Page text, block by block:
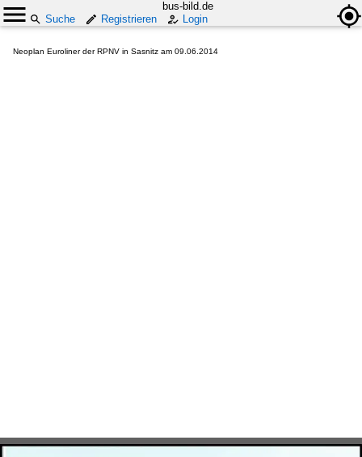
bus-bild.de
Suche
Registrieren Login
Neoplan Euroliner der RPNV in Sasnitz am 09.06.2014